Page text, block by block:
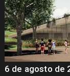
6 de agosto